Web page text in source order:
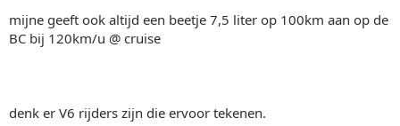
mijne geeft ook altijd een beetje 7,5 liter op 100km aan op de
BC bij 120km/u @ cruise
denk er V6 rijders zijn die ervoor tekenen.